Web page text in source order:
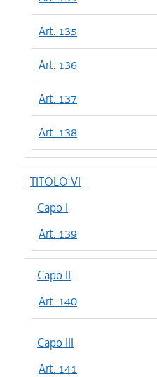
Art. 135
Art. 136
Art. 137
Art. 138
TITOLO VI
Capo I
Art. 139
Capo II
Art. 140
Capo III
Art. 141